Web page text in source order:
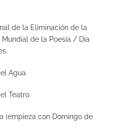
de la Eliminación de la
de la Poesía / Día
Agua.
Teatro.
(empieza con Domingo de